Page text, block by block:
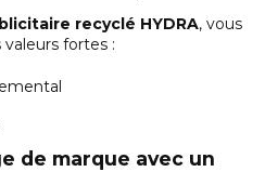
recyclé HYDRA, vous
fortes :
de marque avec un